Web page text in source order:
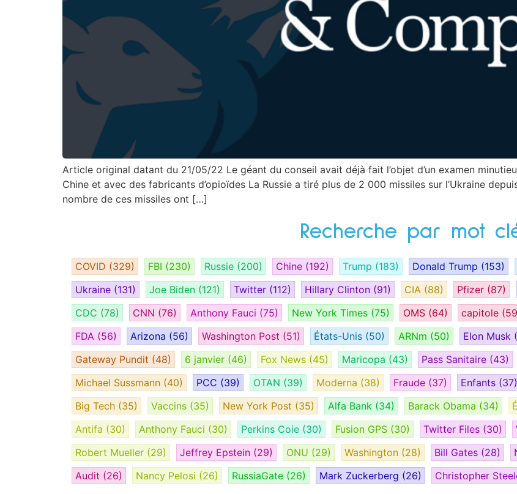
Article original datant du 21/05/22 Le géant du conseil avait déjà fait l’objet d’un examen
Chine et avec des fabricants d’opioïdes La Russie a tiré plus de 2 000 missiles sur l’Ukraine
nombre de ces missiles ont […]
Recherche par mot
COVID (329) FBI (230) Russie (200) Chine (192) Trump (183) Donald Trump (153)
Ukraine (131) Joe Biden (121) Twitter (112) Hillary Clinton (91) CIA (88) Pfizer (87)
CDC (78) CNN (76) Anthony Fauci (75) New York Times (75) OMS (64) capitole
FDA (56) Arizona (56) Washington Post (51) États-Unis (50) ARNm (50) Elon Musk
Gateway Pundit (48) 6 janvier (46) Fox News (45) Maricopa (43) Pass Sanitaire (43)
Michael Sussmann (40) PCC (39) OTAN (39) Moderna (38) Fraude (37) Enfants (37)
Big Tech (35) Vaccins (35) New York Post (35) Alfa Bank (34) Barack Obama (34)
Antifa (30) Anthony Fauci (30) Perkins Coie (30) Fusion GPS (30) Twitter Files (30)
Robert Mueller (29) Jeffrey Epstein (29) ONU (29) Washington (28) Bill Gates (28)
Audit (26) Nancy Pelosi (26) RussiaGate (26) Mark Zuckerberg (26) Christopher